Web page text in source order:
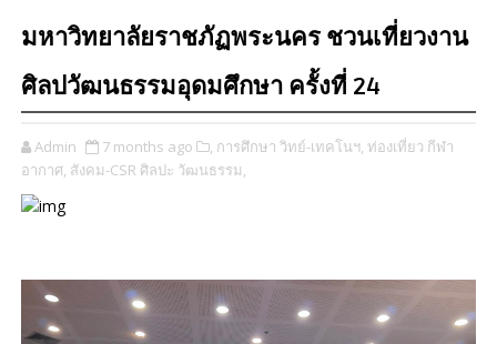
มหาวิทยาลัยราชภัฏพระนคร ชวนเที่ยวงาน
ศิลปวัฒนธรรมอุดมศึกษา ครั้งที่ 24
Admin 7 months ago ​, การศึกษา วิทย์-เทคโนฯ, ท่องเที่ยว กีฬา
อากาศ, สังคม-CSR ศิลปะ วัฒนธรรม,